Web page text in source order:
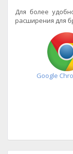
Для более
расширения для
Google